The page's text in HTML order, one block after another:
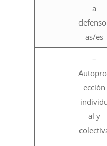
a
as/es
–
ección
al y